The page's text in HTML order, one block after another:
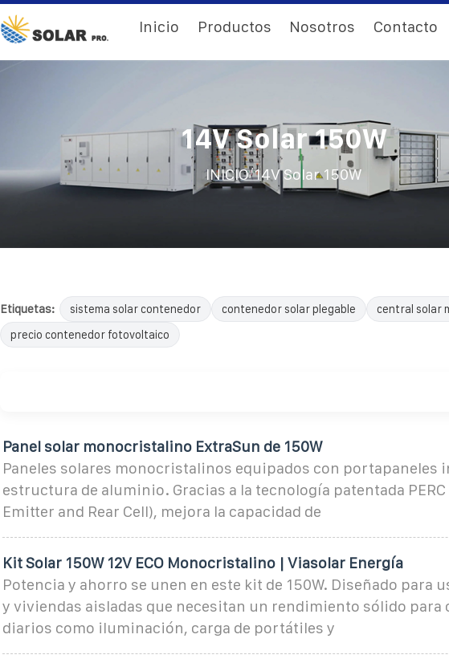
Inicio Productos Nosotros Contacto
14V Solar 150W
INICIO/14V Solar 150W
Etiquetas: sistema solar contenedor contenedor solar plegable
central solar
precio contenedor fotovoltaico
Panel solar monocristalino ExtraSun de 150W
Paneles solares monocristalinos equipados con portapaneles
estructura de aluminio. Gracias a la tecnología patentada PERC
Emitter and Rear Cell), mejora la capacidad de
Kit Solar 150W 12V ECO Monocristalino | Viasolar Energía
Potencia y ahorro se unen en este kit de 150W. Diseñado para
y viviendas aisladas que necesitan un rendimiento sólido para
diarios como iluminación, carga de portátiles y